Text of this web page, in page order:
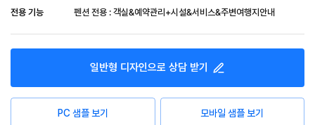
전용 기능
펜션 전용 : 객실&예약관리+시설&서비스&주변여행지안내
일반형 디자인으로 상담 받기
PC 샘플 보기 모바일 샘플 보기